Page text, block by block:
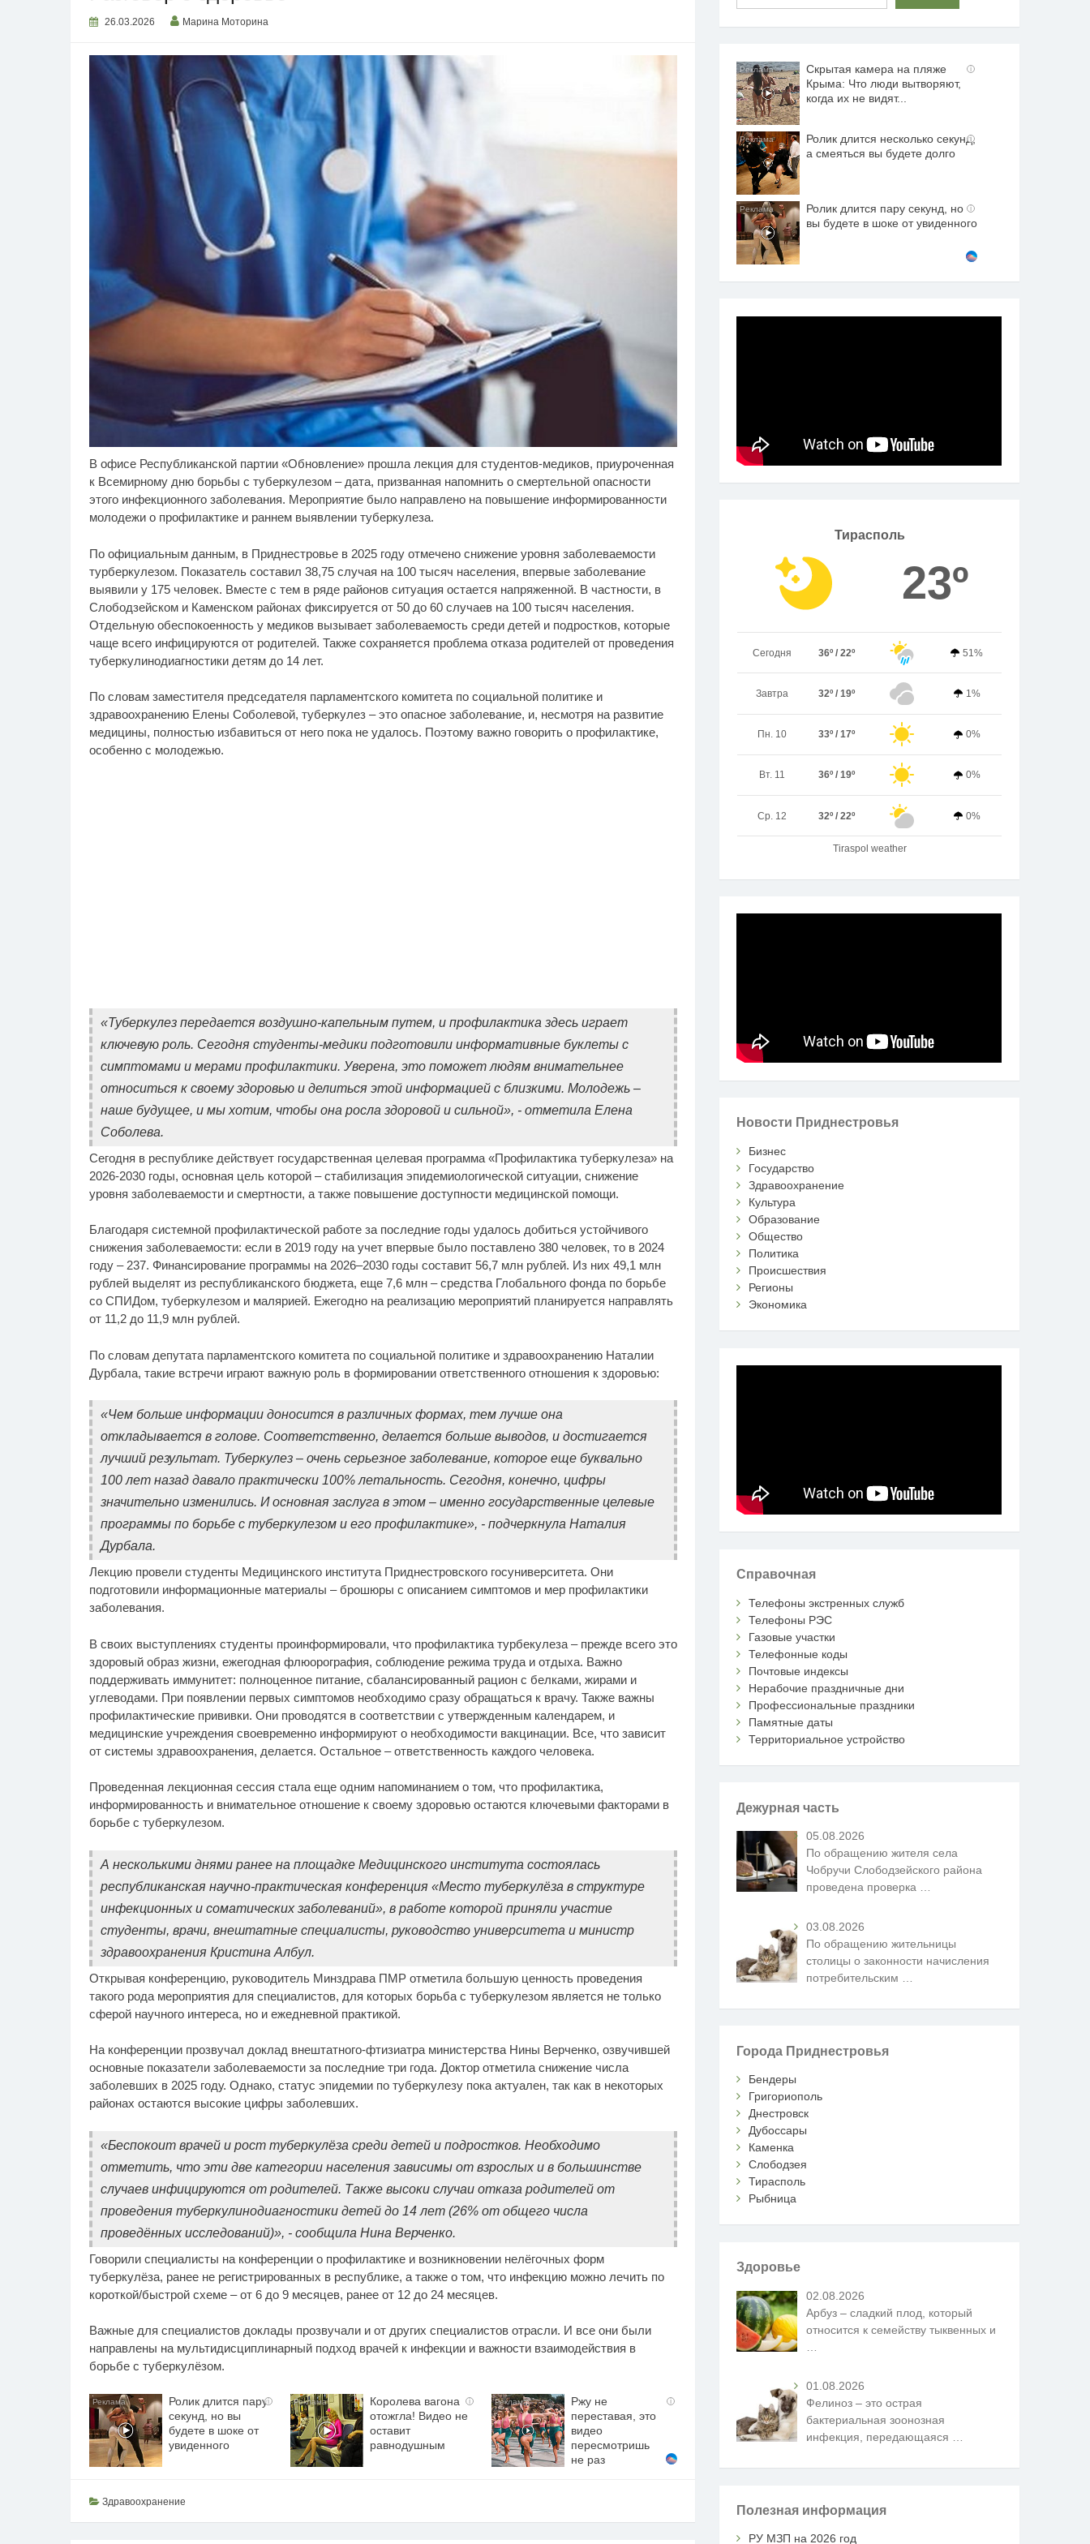
26.03.2026 Марина Моторина
В офисе Республиканской партии «Обновление» прошла лекция для студентов-медиков, приуроченная
к Всемирному дню борьбы с туберкулезом – дата, призванная напомнить о смертельной опасности
этого инфекционного заболевания. Мероприятие было направлено на повышение информированности
молодежи о профилактике и раннем выявлении туберкулеза.
По официальным данным, в Приднестровье в 2025 году отмечено снижение уровня заболеваемости
турберкулезом. Показатель составил 38,75 случая на 100 тысяч населения, впервые заболевание
выявили у 175 человек. Вместе с тем в ряде районов ситуация остается напряженной. В частности, в
Слободзейском и Каменском районах фиксируется от 50 до 60 случаев на 100 тысяч населения.
Отдельную обеспокоенность у медиков вызывает заболеваемость среди детей и подростков, которые
чаще всего инфицируются от родителей. Также сохраняется проблема отказа родителей от проведения
туберкулинодиагностики детям до 14 лет.
По словам заместителя председателя парламентского комитета по социальной политике и
здравоохранению Елены Соболевой, туберкулез – это опасное заболевание, и, несмотря на развитие
медицины, полностью избавиться от него пока не удалось. Поэтому важно говорить о профилактике,
особенно с молодежью.
«Туберкулез передается воздушно-капельным путем, и профилактика здесь играет
ключевую роль. Сегодня студенты-медики подготовили информативные буклеты с
симптомами и мерами профилактики. Уверена, это поможет людям внимательнее
относиться к своему здоровью и делиться этой информацией с близкими. Молодежь –
наше будущее, и мы хотим, чтобы она росла здоровой и сильной», - отметила Елена
Соболева.
Сегодня в республике действует государственная целевая программа «Профилактика туберкулеза» на
2026-2030 годы, основная цель которой – стабилизация эпидемиологической ситуации, снижение
уровня заболеваемости и смертности, а также повышение доступности медицинской помощи.
Благодаря системной профилактической работе за последние годы удалось добиться устойчивого
снижения заболеваемости: если в 2019 году на учет впервые было поставлено 380 человек, то в 2024
году – 237. Финансирование программы на 2026–2030 годы составит 56,7 млн рублей. Из них 49,1 млн
рублей выделят из республиканского бюджета, еще 7,6 млн – средства Глобального фонда по борьбе
со СПИДом, туберкулезом и малярией. Ежегодно на реализацию мероприятий планируется направлять
от 11,2 до 11,9 млн рублей.
По словам депутата парламентского комитета по социальной политике и здравоохранению Наталии
Дурбала, такие встречи играют важную роль в формировании ответственного отношения к здоровью:
«Чем больше информации доносится в различных формах, тем лучше она
откладывается в голове. Соответственно, делается больше выводов, и достигается
лучший результат. Туберкулез – очень серьезное заболевание, которое еще буквально
100 лет назад давало практически 100% летальность. Сегодня, конечно, цифры
значительно изменились. И основная заслуга в этом – именно государственные целевые
программы по борьбе с туберкулезом и его профилактике», - подчеркнула Наталия
Дурбала.
Лекцию провели студенты Медицинского института Приднестровского госуниверситета. Они
подготовили информационные материалы – брошюры с описанием симптомов и мер профилактики
заболевания.
В своих выступлениях студенты проинформировали, что профилактика турбекулеза – прежде всего это
здоровый образ жизни, ежегодная флюорография, соблюдение режима труда и отдыха. Важно
поддерживать иммунитет: полноценное питание, сбалансированный рацион с белками, жирами и
углеводами. При появлении первых симптомов необходимо сразу обращаться к врачу. Также важны
профилактические прививки. Они проводятся в соответствии с утвержденным календарем, и
медицинские учреждения своевременно информируют о необходимости вакцинации. Все, что зависит
от системы здравоохранения, делается. Остальное – ответственность каждого человека.
Проведенная лекционная сессия стала еще одним напоминанием о том, что профилактика,
информированность и внимательное отношение к своему здоровью остаются ключевыми факторами в
борьбе с туберкулезом.
А несколькими днями ранее на площадке Медицинского института состоялась
республиканская научно-практическая конференция «Место туберкулёза в структуре
инфекционных и соматических заболеваний», в работе которой приняли участие
студенты, врачи, внештатные специалисты, руководство университета и министр
здравоохранения Кристина Албул.
Открывая конференцию, руководитель Минздрава ПМР отметила большую ценность проведения
такого рода мероприятия для специалистов, для которых борьба с туберкулезом является не только
сферой научного интереса, но и ежедневной практикой.
На конференции прозвучал доклад внештатного-фтизиатра министерства Нины Верченко, озвучившей
основные показатели заболеваемости за последние три года. Доктор отметила снижение числа
заболевших в 2025 году. Однако, статус эпидемии по туберкулезу пока актуален, так как в некоторых
районах остаются высокие цифры заболевших.
«Беспокоит врачей и рост туберкулёза среди детей и подростков. Необходимо
отметить, что эти две категории населения зависимы от взрослых и в большинстве
случаев инфицируются от родителей. Также высоки случаи отказа родителей от
проведения туберкулинодиагностики детей до 14 лет (26% от общего числа
проведённых исследований)», - сообщила Нина Верченко.
Говорили специалисты на конференции о профилактике и возникновении нелёгочных форм
туберкулёза, ранее не регистрированных в республике, а также о том, что инфекцию можно лечить по
короткой/быстрой схеме – от 6 до 9 месяцев, ранее от 12 до 24 месяцев.
Важные для специалистов доклады прозвучали и от других специалистов отрасли. И все они были
направлены на мультидисциплинарный подход врачей к инфекции и важности взаимодействия в
борьбе с туберкулёзом.
i
Ролик длится пару
секунд, но вы
будете в шоке от
увиденного
i
Королева вагона
отожгла! Видео не
оставит
равнодушным
i
Ржу не
переставая, это
видео
пересмотришь
не раз
Здравоохранение
i
Скрытая камера на пляже
Крыма: Что люди вытворяют,
когда их не видят...
i
Ролик длится несколько секунд,
а смеяться вы будете долго
i
Ролик длится пару секунд, но
вы будете в шоке от увиденного
Тирасполь
23º
Сегодня 36º / 22º 51%
Завтра 32º / 19º 1%
Пн. 10 33º / 17º 0%
Вт. 11 36º / 19º 0%
Ср. 12 32º / 22º 0%
Tiraspol weather
Новости Приднестровья
Бизнес
Государство
Здравоохранение
Культура
Образование
Общество
Политика
Происшествия
Регионы
Экономика
Справочная
Телефоны экстренных служб
Телефоны РЭС
Газовые участки
Телефонные коды
Почтовые индексы
Нерабочие праздничные дни
Профессиональные праздники
Памятные даты
Территориальное устройство
Дежурная часть
05.08.2026
По обращению жителя села
Чобручи Слободзейского района
проведена проверка …
03.08.2026
По обращению жительницы
столицы о законности начисления
потребительским
Города Приднестровья
Бендеры
Григориополь
Днестровск
Дубоссары
Каменка
Слободзея
Тирасполь
Рыбница
Здоровье
02.08.2026
Арбуз – сладкий плод, который
относится к семейству тыквенных и
01.08.2026
Фелиноз – это острая
бактериальная зоонозная
инфекция, передающаяся
Полезная информация
РУ МЗП на 2026 год
Т-Банк выпустил карты с
запахом!
i
Скрытая камера на
пляже Крыма: Что люди
вытворяют, когда их не
видят...
Этот танец невесты
оставит вас без слов!
Пересмотрела 10 раз